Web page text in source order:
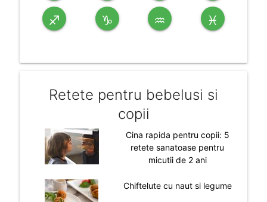
♐ ♑ ♒ ♓
Retete pentru bebelusi si
copii
Cina rapida pentru copii: 5
retete sanatoase pentru
micutii de 2 ani
Chiftelute cu naut si legume